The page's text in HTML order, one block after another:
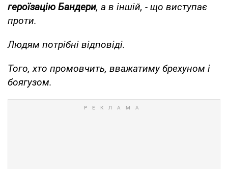
героїзацію Бандери, а в іншій, - що виступає
проти.
Людям потрібні відповіді.
Того, хто промовчить, вважатиму брехуном і
боягузом.